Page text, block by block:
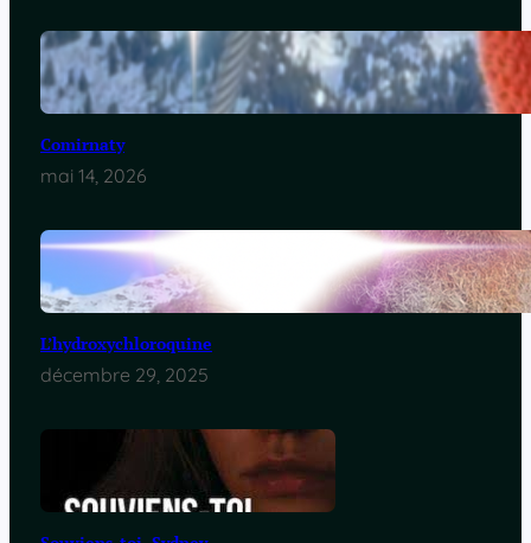
Comirnaty
mai 14, 2026
L’hydroxychloroquine
décembre 29, 2025